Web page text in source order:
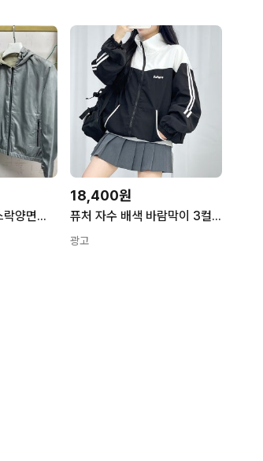
40912-3006 바스락양면점퍼
18,400원
퓨처 자수 배색 바람막이 3컬러 오버핏 아우터 집업 점퍼 바스락 간절기 자켓 잠바
광고